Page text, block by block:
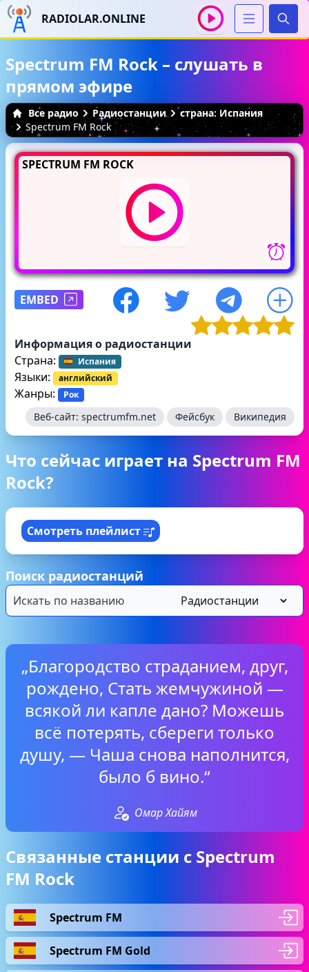
RADIOLAR.ONLINE
Spectrum FM Rock – слушать в
прямом эфире
Все радио Радиостанции
страна: Испания
Spectrum FM Rock
SPECTRUM FM ROCK
EMBED
Информация о радиостанции
Страна:
Испания
Языки: английский
Жанры: Рок
Веб-сайт: spectrumfm.net Фейсбук Википедия
Что сейчас играет на Spectrum FM
Rock?
Смотреть плейлист
Поиск радиостанций
„Благородство страданием, друг,
рождено, Стать жемчужиной —
всякой ли капле дано? Можешь
всё потерять, сбереги только
душу, — Чаша снова наполнится,
было б вино.“
Омар Хайям
Связанные станции с Spectrum
FM Rock
Spectrum FM
Spectrum FM Gold